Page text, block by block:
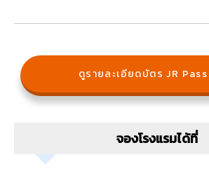
ดูรายละเอียดบัตร JR
จองโรงแรมได้ที่